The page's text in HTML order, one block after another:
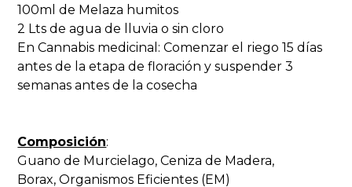
100ml de Melaza humitos
2 Lts de agua de lluvia o sin cloro
En Cannabis medicinal: Comenzar el riego 15 días
antes de la etapa de floración y suspender 3
semanas antes de la cosecha
Composición:
Guano de Murcielago, Ceniza de Madera,
Borax, Organismos Eficientes (EM)